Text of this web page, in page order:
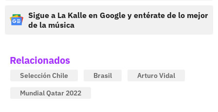
Sigue a La Kalle en Google y entérate de lo mejor
de la música
Relacionados
Selección Chile Brasil
Arturo Vidal
Mundial Qatar 2022